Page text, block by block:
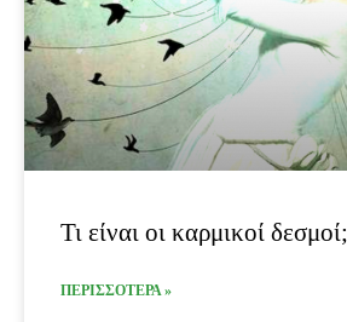
Τι είναι οι καρμικοί δεσμοί;
ΠΕΡΙΣΣΟΤΕΡΑ »